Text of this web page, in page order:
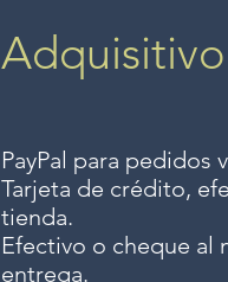
Adquisitivo
PayPal para pedidos
Tarjeta de crédito,
tienda.
Efectivo o cheque al
entrega.